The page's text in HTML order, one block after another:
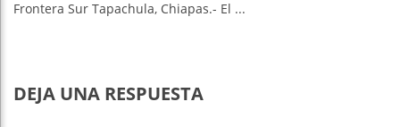
Frontera Sur Tapachula, Chiapas.- El ...
DEJA UNA RESPUESTA